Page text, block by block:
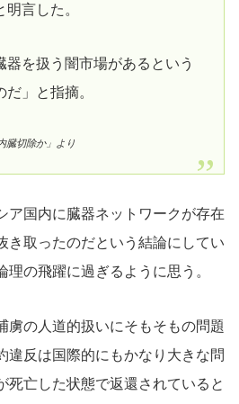
言した。
器を扱う闇市場があるという
」と指摘。
臓切除か」より
ア国内に臓器ネットワークが存在
き取ったのだという結論にしてい
理の飛躍に過ぎるように思う。
虜の人道的扱いにそもそもの問題
違反は国際的にもかなり大きな問
死亡した状態で返還されていると